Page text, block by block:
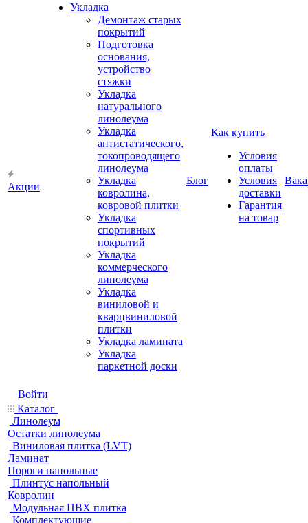
Акции
Укладка
Демонтаж старых
покрытий
Подготовка
основания,
устройство
стяжки
Укладка
натурального
линолеума
Укладка
антистатического,
токопроводящего
линолеума
Укладка
ковролина,
ковровой плитки
Укладка
спортивных
покрытий
Укладка
коммерческого
линолеума
Укладка
виниловой и
кварцвиниловой
плитки
Укладка ламината
Укладка
паркетной доски
Блог
Как купить
Условия
оплаты
Условия
доставки
Гарантия
на товар
Войти
Каталог
Линолеум
Остатки линолеума
Виниловая плитка (LVT)
Ламинат
Пороги напольные
Плинтус напольный
Ковролин
Модульная ПВХ плитка
Комплектующие